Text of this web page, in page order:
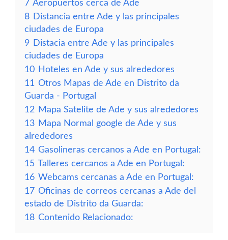
7 Aeropuertos cerca de Ade
8 Distancia entre Ade y las principales
ciudades de Europa
9 Distacia entre Ade y las principales
ciudades de Europa
10 Hoteles en Ade y sus alrededores
11 Otros Mapas de Ade en Distrito da
Guarda - Portugal
12 Mapa Satelite de Ade y sus alrededores
13 Mapa Normal google de Ade y sus
alrededores
14 Gasolineras cercanos a Ade en Portugal:
15 Talleres cercanos a Ade en Portugal:
16 Webcams cercanas a Ade en Portugal:
17 Oficinas de correos cercanas a Ade del
estado de Distrito da Guarda:
18 Contenido Relacionado: